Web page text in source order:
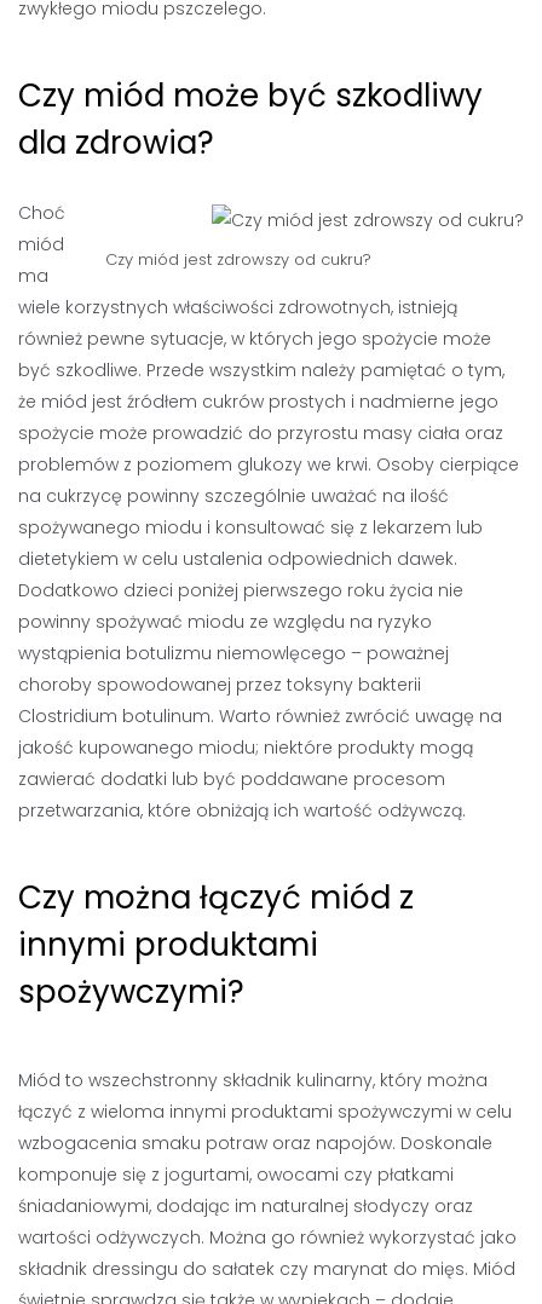
zwykłego miodu pszczelego.
Czy miód może być szkodliwy
dla zdrowia?
Czy miód jest zdrowszy od cukru?
Choć
miód
ma
wiele korzystnych właściwości zdrowotnych, istnieją
również pewne sytuacje, w których jego spożycie może
być szkodliwe. Przede wszystkim należy pamiętać o tym,
że miód jest źródłem cukrów prostych i nadmierne jego
spożycie może prowadzić do przyrostu masy ciała oraz
problemów z poziomem glukozy we krwi. Osoby cierpiące
na cukrzycę powinny szczególnie uważać na ilość
spożywanego miodu i konsultować się z lekarzem lub
dietetykiem w celu ustalenia odpowiednich dawek.
Dodatkowo dzieci poniżej pierwszego roku życia nie
powinny spożywać miodu ze względu na ryzyko
wystąpienia botulizmu niemowlęcego – poważnej
choroby spowodowanej przez toksyny bakterii
Clostridium botulinum. Warto również zwrócić uwagę na
jakość kupowanego miodu; niektóre produkty mogą
zawierać dodatki lub być poddawane procesom
przetwarzania, które obniżają ich wartość odżywczą.
Czy można łączyć miód z
innymi produktami
spożywczymi?
Miód to wszechstronny składnik kulinarny, który można
łączyć z wieloma innymi produktami spożywczymi w celu
wzbogacenia smaku potraw oraz napojów. Doskonale
komponuje się z jogurtami, owocami czy płatkami
śniadaniowymi, dodając im naturalnej słodyczy oraz
wartości odżywczych. Można go również wykorzystać jako
składnik dressingu do sałatek czy marynat do mięs. Miód